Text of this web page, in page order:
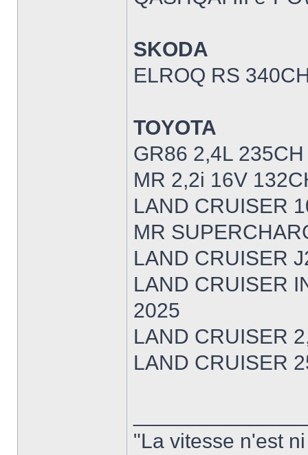
SKODA
ELROQ RS
TOYOTA
GR86 2,4L
MR 2,2i 16V
LAND CRUISER
MR
LAND CRUISER
LAND CRUISER
2025
LAND CRUISER
LAND CRUISER
"La vitesse n'est